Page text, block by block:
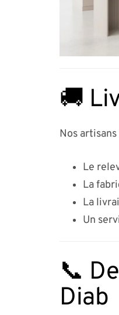
🚚
Nos
Le
La
La
Un
📞
Diab